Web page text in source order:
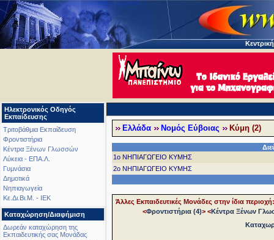
Ηλεκτρονικός Οδηγός
Εκπαίδευσης
Τριτοβάθμια Εκπαίδευση
Φροντιστήρια
Κέντρα Ξένων Γλωσσών
Λύκεια - ΕΠΑ.Λ.
Γυμνάσια
Δημοτικά
Νηπιαγωγεία
Κε.Δι.Βι.Μ. - ΙΕΚ
Καταχώρηση/Διαφήμιση
Δωρεάν καταχώρηση της
Εκπαιδευτικής σας Μονάδας
Ελλάδα Νομός Εύβοιας Κύμη (2)
1o ΝΗΠΙΑΓΩΓΕΙΟ ΚΥΜΗΣ
2o ΝΗΠΙΑΓΩΓΕΙΟ ΚΥΜΗΣ
Άλλες Εκπαιδευτικές Μονάδες στην ίδια περιοχή:
<Φροντιστήρια (4)> <Κέντρα Ξένων